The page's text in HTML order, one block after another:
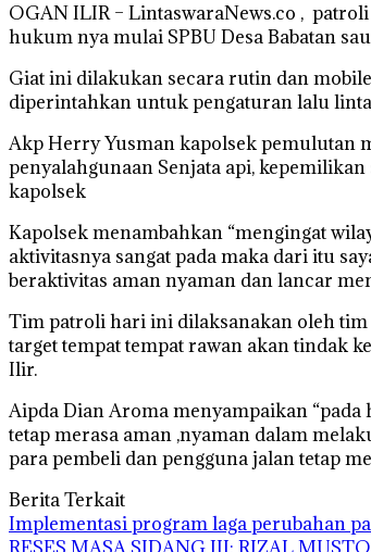
OGAN ILIR – LintaswaraNews.co ,
hukum nya mulai SPBU Desa Babatan
Giat ini dilakukan secara rutin dan
diperintahkan untuk pengaturan lalu
Akp Herry Yusman kapolsek pemulutan
penyalahgunaan Senjata api,
kapolsek
Kapolsek menambahkan “mengingat
aktivitasnya sangat pada maka dari itu
beraktivitas aman nyaman dan lancar
Tim patroli hari ini dilaksanakan oleh
target tempat tempat rawan akan tindak
Ilir.
Aipda Dian Aroma menyampaikan
tetap merasa aman ,nyaman dalam
para pembeli dan pengguna jalan tetap
Berita Terkait
Implementasi program laga perubahan